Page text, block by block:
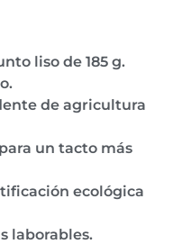
liso de 185 g.
de agricultura
un tacto más
ecológica
laborables.